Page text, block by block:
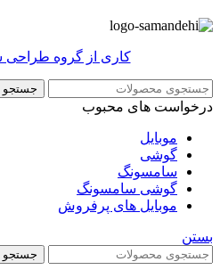
کاری از گروه
جستجو
درخواست های محبوب
موبایل
گوشی
سامسونگ
گوشی سامسونگ
موبایل های پرفروش
بستن
جستجو